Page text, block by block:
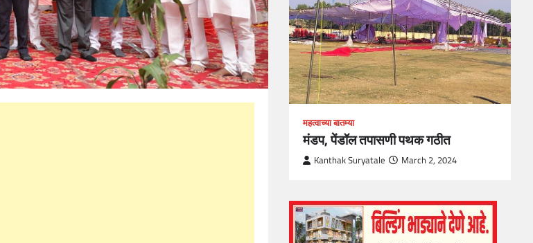
Kanthak Suryatale April 30, 2021
महत्वाच्या बातम्या
मंडप, पेंडॉल तपासणी पथक गठीत
Kanthak Suryatale March 2, 2024